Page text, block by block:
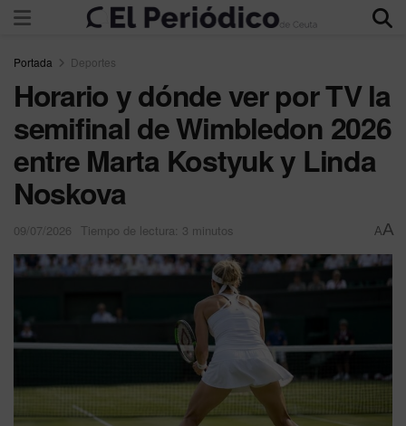
Portada Deportes
Horario y dónde ver por TV la
semifinal de Wimbledon 2026
entre Marta Kostyuk y Linda
Noskova
09/07/2026 Tiempo de lectura: 3 minutos AA